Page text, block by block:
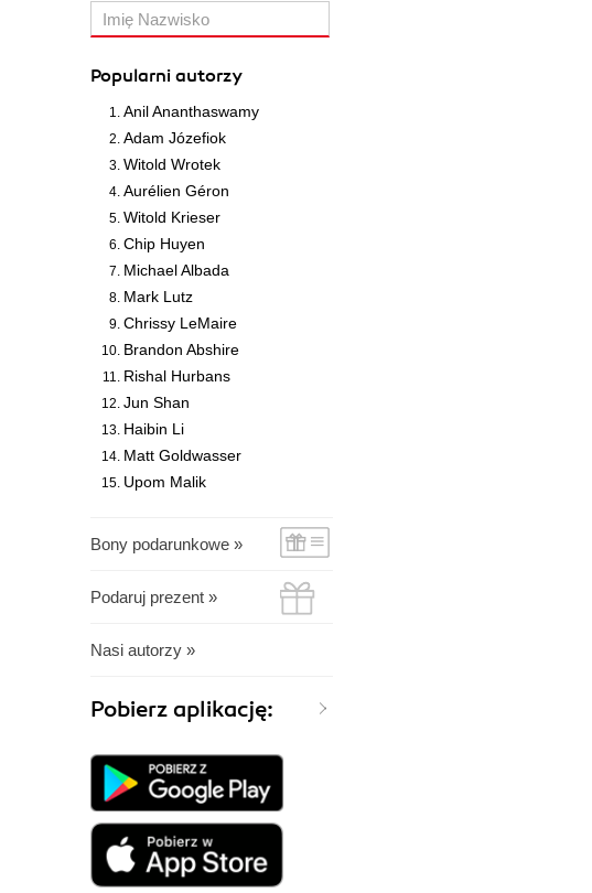
Popularni autorzy
Anil Ananthaswamy
Adam Józefiok
Witold Wrotek
Aurélien Géron
Witold Krieser
Chip Huyen
Michael Albada
Mark Lutz
Chrissy LeMaire
Brandon Abshire
Rishal Hurbans
Jun Shan
Haibin Li
Matt Goldwasser
Upom Malik
Bony podarunkowe »
Podaruj prezent »
Nasi autorzy »
Pobierz aplikację: